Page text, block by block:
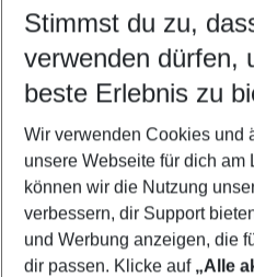
Quicklinks
Familienurlaub Colakli
Last Minute Colakli
Urlaub Colakli
Frübucher Angebote
Flug & Hotel Colakli
Stimmst du zu,
verwenden dürfen,
beste Erlebnis zu
Wir verwenden Cookies und
unsere Webseite für dich am
können wir die Nutzung
verbessern, dir Support
und Werbung anzeigen, die
dir passen. Klicke auf „Alle